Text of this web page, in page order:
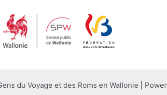
du Voyage et des Roms en Wallonie |